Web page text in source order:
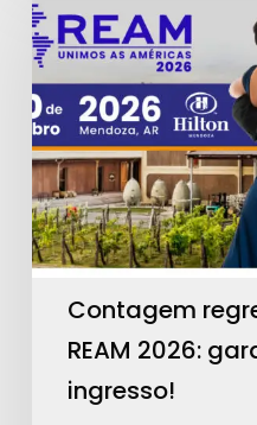
regressiva
para
a
REAM
2026:
garanta
seu
ingresso!
Contagem
REAM 2026:
ingresso!